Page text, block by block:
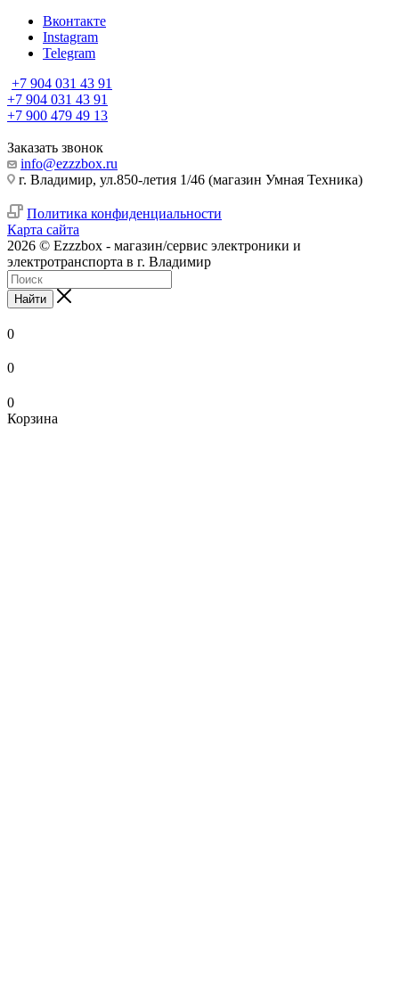
Вконтакте
Instagram
Telegram
+7 904 031 43 91
+7 904 031 43 91
+7 900 479 49 13
Заказать звонок
info@ezzzbox.ru
г. Владимир, ул.850-летия 1/46 (магазин Умная Техника)
Политика конфиденциальности
Карта сайта
2026 © Ezzzbox - магазин/сервис электроники и
электротранспорта в г. Владимир
Найти
0
0
0
Корзина